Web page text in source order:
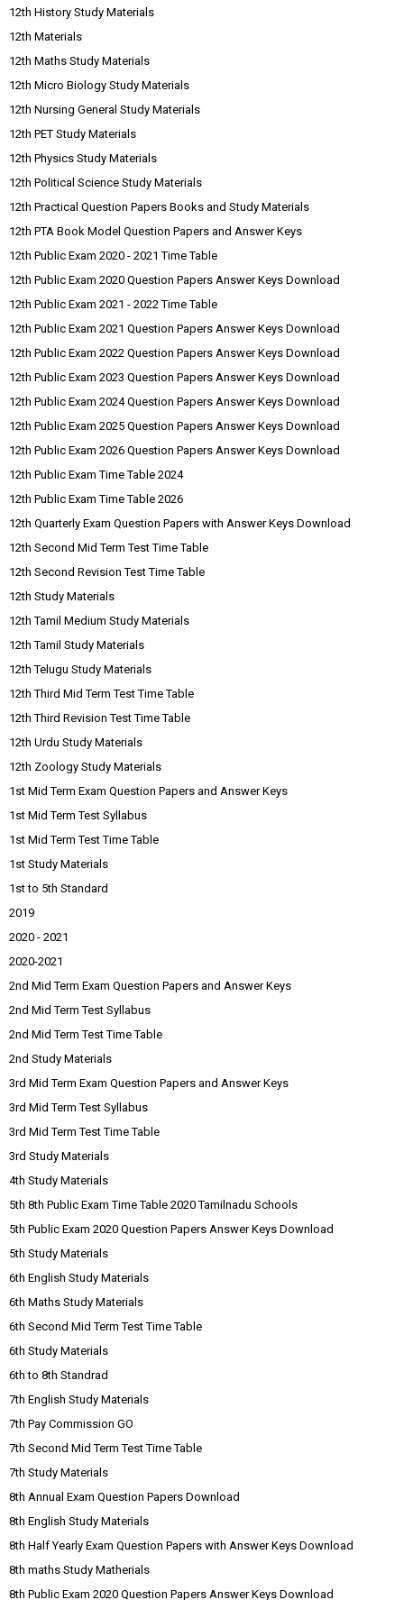
12th History Study Materials
12th Materials
12th Maths Study Materials
12th Micro Biology Study Materials
12th Nursing General Study Materials
12th PET Study Materials
12th Physics Study Materials
12th Political Science Study Materials
12th Practical Question Papers Books and Study Materials
12th PTA Book Model Question Papers and Answer Keys
12th Public Exam 2020 - 2021 Time Table
12th Public Exam 2020 Question Papers Answer Keys Download
12th Public Exam 2021 - 2022 Time Table
12th Public Exam 2021 Question Papers Answer Keys Download
12th Public Exam 2022 Question Papers Answer Keys Download
12th Public Exam 2023 Question Papers Answer Keys Download
12th Public Exam 2024 Question Papers Answer Keys Download
12th Public Exam 2025 Question Papers Answer Keys Download
12th Public Exam 2026 Question Papers Answer Keys Download
12th Public Exam Time Table 2024
12th Public Exam Time Table 2026
12th Quarterly Exam Question Papers with Answer Keys Download
12th Second Mid Term Test Time Table
12th Second Revision Test Time Table
12th Study Materials
12th Tamil Medium Study Materials
12th Tamil Study Materials
12th Telugu Study Materials
12th Third Mid Term Test Time Table
12th Third Revision Test Time Table
12th Urdu Study Materials
12th Zoology Study Materials
1st Mid Term Exam Question Papers and Answer Keys
1st Mid Term Test Syllabus
1st Mid Term Test Time Table
1st Study Materials
1st to 5th Standard
2019
2020 - 2021
2020-2021
2nd Mid Term Exam Question Papers and Answer Keys
2nd Mid Term Test Syllabus
2nd Mid Term Test Time Table
2nd Study Materials
3rd Mid Term Exam Question Papers and Answer Keys
3rd Mid Term Test Syllabus
3rd Mid Term Test Time Table
3rd Study Materials
4th Study Materials
5th 8th Public Exam Time Table 2020 Tamilnadu Schools
5th Public Exam 2020 Question Papers Answer Keys Download
5th Study Materials
6th English Study Materials
6th Maths Study Materials
6th Second Mid Term Test Time Table
6th Study Materials
6th to 8th Standrad
7th English Study Materials
7th Pay Commission GO
7th Second Mid Term Test Time Table
7th Study Materials
8th Annual Exam Question Papers Download
8th English Study Materials
8th Half Yearly Exam Question Papers with Answer Keys Download
8th maths Study Matherials
8th Public Exam 2020 Question Papers Answer Keys Download